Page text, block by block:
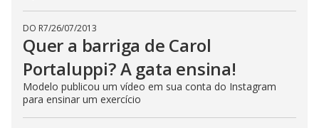
DO R7/26/07/2013
Quer a barriga de Carol
Portaluppi? A gata ensina!
Modelo publicou um vídeo em sua conta do Instagram
para ensinar um exercício